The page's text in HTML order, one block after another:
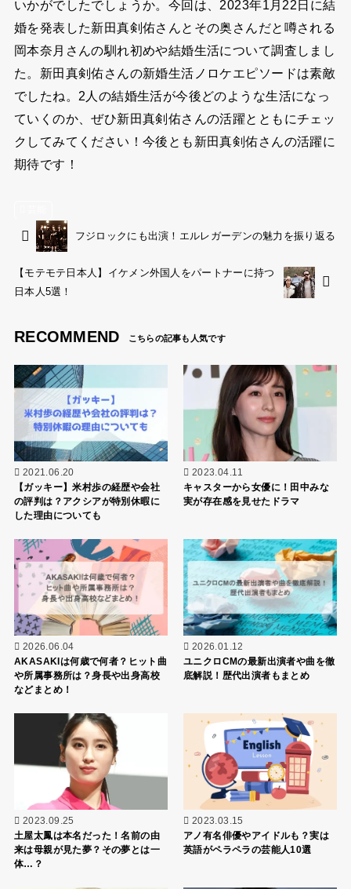
いかがでしたでしょうか。今回は、2023年1月22日に結
婚を発表した新田真剣佑さんとその奥さんだと噂される
岡本奈月さんの馴れ初めや結婚生活について調査しまし
た。新田真剣佑さんの新婚生活ノロケエピソードは素敵
でしたね。2人の結婚生活が今後どのような生活になっ
ていくのか、ぜひ新田真剣佑さんの活躍とともにチェッ
クしてみてください！今後とも新田真剣佑さんの活躍に
期待です！
フジロックにも出演！エルレガーデンの魅力を振り返る
【モテモテ日本人】イケメン外国人をパートナーに持つ
日本人5選！
RECOMMEND
2021.06.20
【ガッキー】米村歩の経歴や会社
の評判は？アクシアが特別休暇に
した理由についても
2023.04.11
キャスターから女優に！田中みな
実が存在感を見せたドラマ
2026.06.04
AKASAKIは何歳で何者？ヒット曲
や所属事務所は？身長や出身高校
などまとめ！
2026.01.12
ユニクロCMの最新出演者や曲を徹
底解説！歴代出演者もまとめ
2023.09.25
土屋太鳳は本名だった！名前の由
来は母親が見た夢？その夢とは一
体…？
2023.03.15
アノ有名俳優やアイドルも？実は
英語がペラペラの芸能人10選